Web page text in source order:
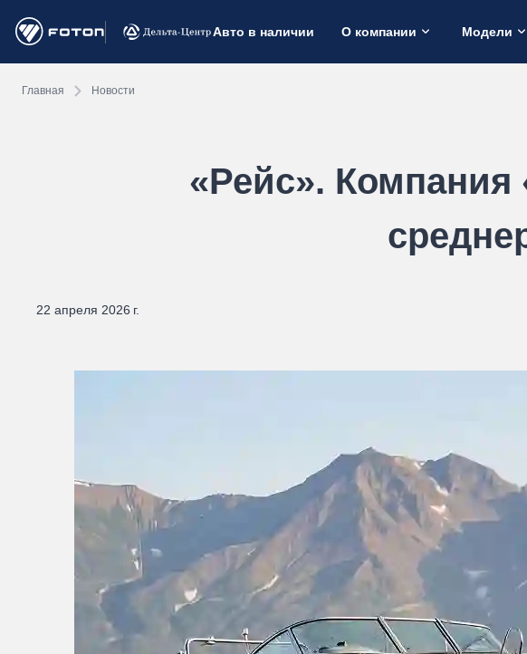
Авто в наличии О компании Модели
Главная Новости
«Рейс».
22 апреля 2026 г.